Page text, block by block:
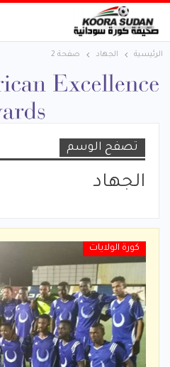
الرئيسية الجهاد صفحة 2
تصفح الوسم
الجهاد
كورة الولايات